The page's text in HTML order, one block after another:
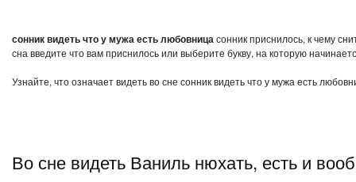
сонник видеть что у мужа есть любовницасонник приснилось, к чему
сна введите что вам приснилось или выберите букву, на которую
Узнайте, что означает видеть во сне сонник видеть что у мужа есть
Во сне видеть Ваниль нюхать, есть и